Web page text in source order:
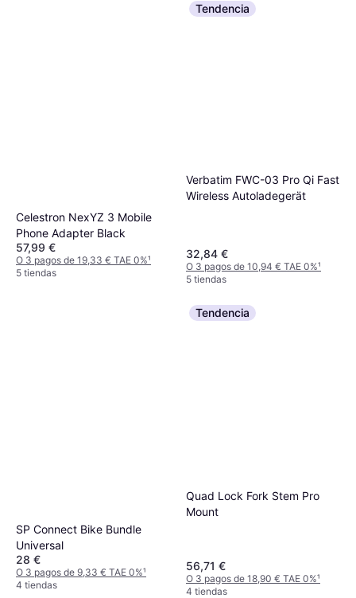
Celestron NexYZ 3 Mobile
Phone Adapter Black
57,99 €
O 3 pagos de 19,33 € TAE 0%¹
5 tiendas
Tendencia
Verbatim FWC-03 Pro Qi Fast
Wireless Autoladegerät
32,84 €
O 3 pagos de 10,94 € TAE 0%¹
5 tiendas
SP Connect Bike Bundle
Universal
28 €
O 3 pagos de 9,33 € TAE 0%¹
4 tiendas
Tendencia
Quad Lock Fork Stem Pro
Mount
56,71 €
O 3 pagos de 18,90 € TAE 0%¹
4 tiendas